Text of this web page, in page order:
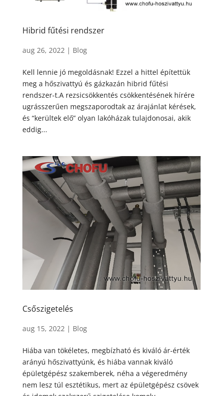
Hibrid fűtési rendszer
aug 26, 2022 | Blog
Kell lennie jó megoldásnak! Ezzel a hittel építettük
meg a hőszivattyú és gázkazán hibrid fűtési
rendszer-t.A rezsicsökkentés csökkentésének hírére
ugrásszerűen megszaporodtak az árajánlat kérések,
és “kerültek elő” olyan lakóházak tulajdonosai, akik
eddig...
Csőszigetelés
aug 15, 2022| Blog
Hiába van tökéletes, megbízható és kiváló ár-érték
arányú hőszivattyúnk, és hiába vannak kiváló
épületgépész szakemberek, néha a végeredmény
nem lesz túl esztétikus, mert az épületgépész csövek